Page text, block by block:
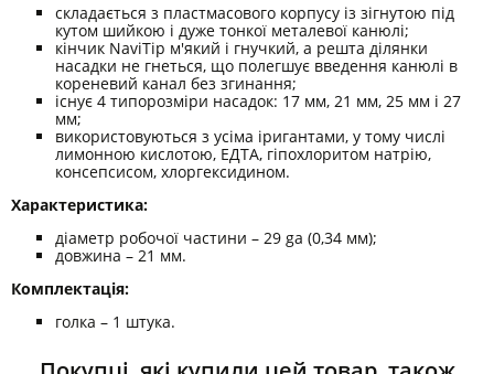
складається з пластмасового корпусу із зігнутою під
кутом шийкою і дуже тонкої металевої канюлі;
кінчик NaviTip м'який і гнучкий, а решта ділянки
насадки не гнеться, що полегшує введення канюлі в
кореневий канал без згинання;
існує 4 типорозміри насадок: 17 мм, 21 мм, 25 мм і 27
мм;
використовуються з усіма іригантами, у тому числі
лимонною кислотою, ЕДТА, гіпохлоритом натрію,
консепсисом, хлоргексидином.
Характеристика:
діаметр робочої частини – 29 ga (0,34 мм);
довжина – 21 мм.
Комплектація:
голка – 1 штука.